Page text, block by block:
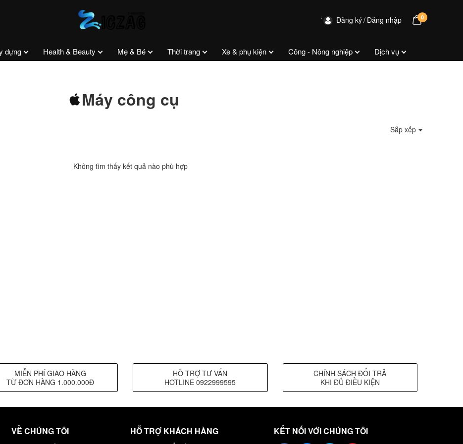
Đăng ký Đăng nhập 0
dựng Health & Beauty Mẹ & Bé Thời trang Xe & phụ kiện Công - Nông nghiệp Dịch vụ
Máy công cụ
Sắp xếp
Không tìm thấy kết quả nào phù hợp
MIỄN PHÍ GIAO HÀNG
TỪ ĐƠN HÀNG 1.000.000Đ
HỖ TRỢ TƯ VẤN
HOTLINE 0922999595
CHÍNH SÁCH ĐỔI TRẢ
KHI ĐỦ ĐIỀU KIỆN
VỀ CHÚNG TÔI HỖ TRỢ KHÁCH HÀNG KẾT NỐI VỚI CHÚNG TÔI